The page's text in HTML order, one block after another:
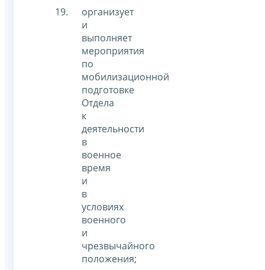
организует
и
выполняет
мероприятия
по
мобилизационной
подготовке
Отдела
к
деятельности
в
военное
время
и
в
условиях
военного
и
чрезвычайного
положения;